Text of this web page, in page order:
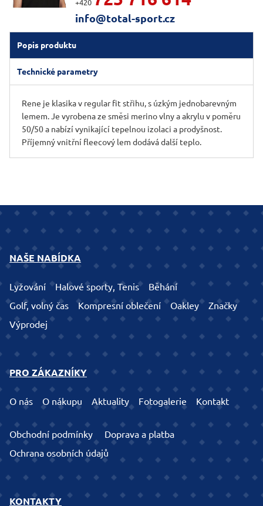
+420
info@total-sport.cz
Popis produktu
Technické parametry
Rene je klasika v regular fit střihu, s úzkým jednobarevným
lemem. Je vyrobena ze směsi merino vlny a akrylu v poměru
50/50 a nabízí vynikající tepelnou izolaci a prodyšnost.
Příjemný vnitřní fleecový lem dodává další teplo.
NAŠE NABÍDKA
Lyžování Halové sporty, Tenis
Běhání
Golf, volný čas
Kompresní oblečení Oakley
Značky
Výprodej
PRO ZÁKAZNÍKY
O nás O nákupu Aktuality Fotogalerie Kontakt
Obchodní podmínky
Doprava a platba
Ochrana osobních údajů
KONTAKTY